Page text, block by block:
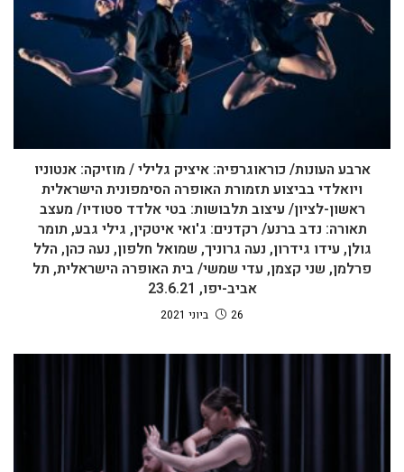
ארבע העונות/ כוראוגרפיה: איציק גלילי / מוזיקה: אנטוניו
ויואלדי בביצוע תזמורת האופרה הסימפונית הישראלית
ראשון-לציון/ עיצוב תלבושות: בטי אלדד סטודיו/ מעצב
תאורה: נדב ברנע/ רקדנים: ג'ואי איטקין, גילי גבע, תומר
גולן, עידו גידרון, נעה גרוניך, שמואל חלפון, נעה כהן, הלל
פרלמן, שני קצמן, עדי שמשי/ בית האופרה הישראלית, תל
אביב-יפו, 23.6.21
26 ביוני 2021